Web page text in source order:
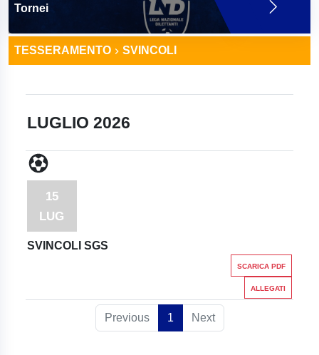
Tornei
TESSERAMENTO SVINCOLI
LUGLIO 2026
15
LUG
SVINCOLI SGS
SCARICA PDF
ALLEGATI
Previous 1 Next